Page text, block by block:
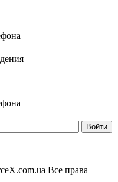
Все права